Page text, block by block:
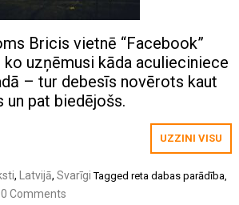
Bricis vietnē “Facebook”
uzņēmusi kāda aculieciniece
– tur debesīs novērots kaut
un pat biedējošs.
UZZINI VISU
,Latvijā,Svarīgi Taggedreta dabas parādība
0 Comments